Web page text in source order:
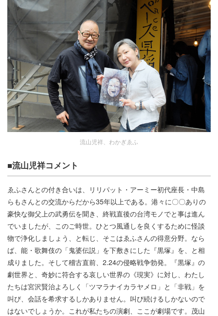
流山児祥、わかぎゑふ
■流山児祥コメント
ゑふさんとの付き合いは、リリパット・アーミー初代座長・中島
らもさんとの交流からだから35年以上である。港々に〇〇ありの
豪快な御父上の武勇伝を聞き、終戦直後の台湾モノでと事は進ん
でいましたが、このご時世。ひとつ風通しを良くするために怪談
物で浄化しましょう、と転じ、そこはゑふさんの得意分野。なら
ば、能・歌舞伎の「鬼婆伝説」を下敷きにした『黒塚』を、と相
成りました。そして稽古直前、2.24の侵略戦争勃発。『黒塚』の
劇世界と、奇妙に符合する哀しい世界の《現実》に対し、わたし
たちは宮沢賢治よろしく「ツマラナイカラヤメロ」と「非戦」を
叫び、会話を希求するしかありません。叫び続けるしかないので
はないでしょうか。これが私たちの演劇、ここが劇場です。茂山